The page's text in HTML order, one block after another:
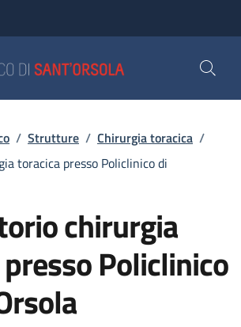
/ Strutture / Chirurgia toracica /
toracica presso Policlinico di
chirurgia
Policlinico